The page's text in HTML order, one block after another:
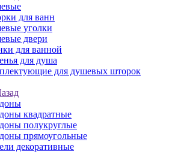
для ванн
уголки
двери
для ванной
для душа
для душевых шторок
квадратные
полукруглые
прямоугольные
декоративные